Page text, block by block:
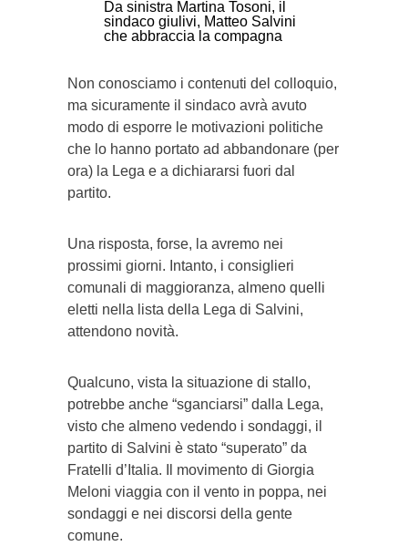
Da sinistra Martina Tosoni, il
sindaco giulivi, Matteo Salvini
che abbraccia la compagna
Non conosciamo i contenuti del colloquio,
ma sicuramente il sindaco avrà avuto
modo di esporre le motivazioni politiche
che lo hanno portato ad abbandonare (per
ora) la Lega e a dichiararsi fuori dal
partito.
Una risposta, forse, la avremo nei
prossimi giorni. Intanto, i consiglieri
comunali di maggioranza, almeno quelli
eletti nella lista della Lega di Salvini,
attendono novità.
Qualcuno, vista la situazione di stallo,
potrebbe anche “sganciarsi” dalla Lega,
visto che almeno vedendo i sondaggi, il
partito di Salvini è stato “superato” da
Fratelli d’Italia. Il movimento di Giorgia
Meloni viaggia con il vento in poppa, nei
sondaggi e nei discorsi della gente
comune.